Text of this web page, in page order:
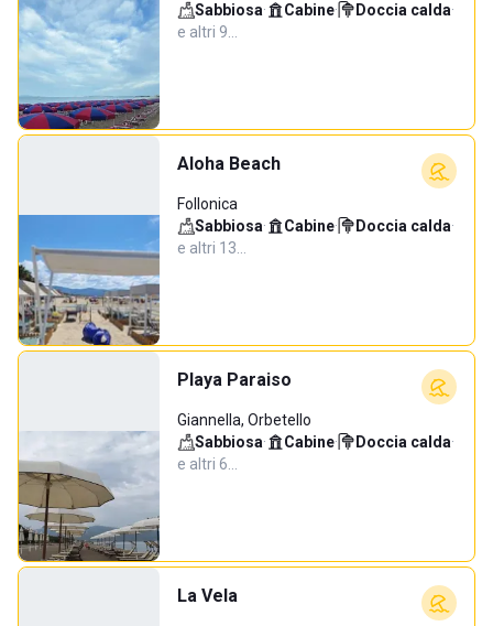
Sabbiosa· Cabine· Doccia calda·
e altri 9…
Aloha Beach
Follonica
Sabbiosa· Cabine· Doccia calda·
e altri 13…
Playa Paraiso
Giannella, Orbetello
Sabbiosa· Cabine· Doccia calda·
e altri 6…
La Vela